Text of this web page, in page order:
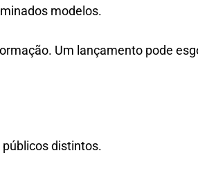
modelos.
Um lançamento pode
distintos.